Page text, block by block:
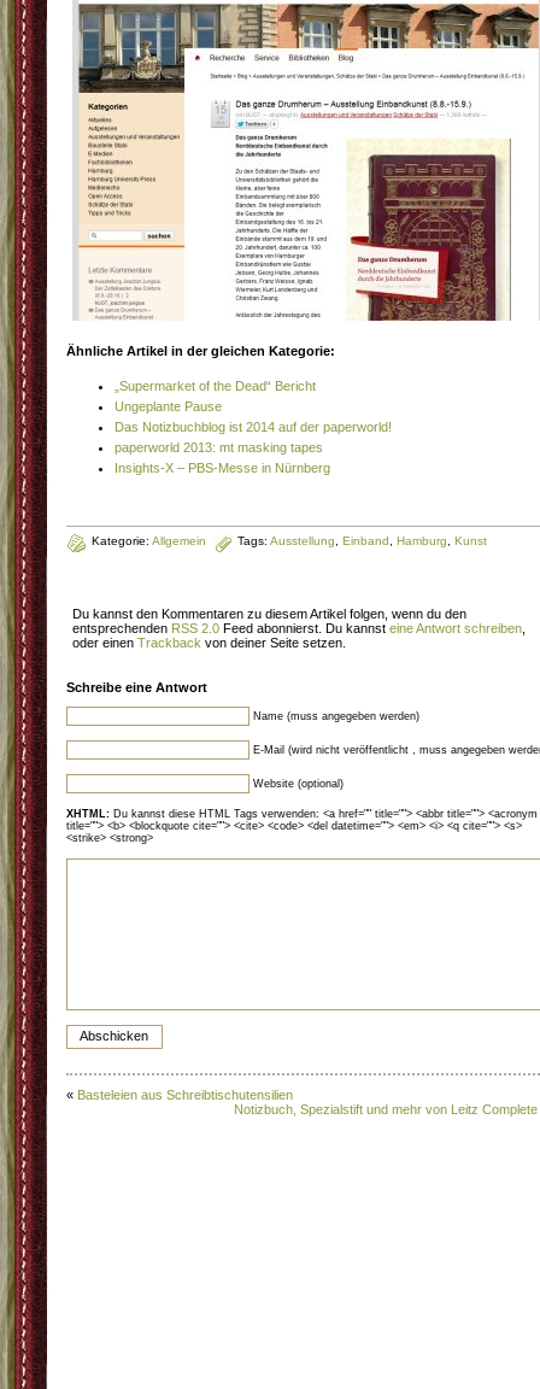
Ähnliche Artikel in der gleichen Kategorie:
„Supermarket of the Dead“ Bericht
Ungeplante Pause
Das Notizbuchblog ist 2014 auf der paperworld!
paperworld 2013: mt masking tapes
Insights-X – PBS-Messe in Nürnberg
Kategorie: Allgemein Tags: Ausstellung Einband Hamburg Kunst
Du kannst den Kommentaren zu diesem Artikel folgen, wenn du den
entsprechenden RSS 2.0 Feed abonnierst. Du kannst eine Antwort schreiben
oder einen Trackback von deiner Seite setzen.
Schreibe eine Antwort
Name (muss angegeben werden)
E-Mail (wird nicht veröffentlicht , muss angegeben
Website (optional)
XHTML: Du kannst diese HTML Tags verwenden: <a href="" title=""> <abbr title=""> <acronym
title=""> <b> <blockquote cite=""> <cite> <code> <del datetime=""> <em> <i> <q cite=""> <s>
<strike> <strong>
« Basteleien aus Schreibtischutensilien
Notizbuch, Spezialstift und mehr von Leitz Complete